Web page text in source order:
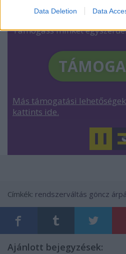
Data Deletion Data
működhessen és még jobb
Támogass minket
Más támogatási
kattints ide.
Címkék: rendszerváltás göncz
Ajánlott bejegyzések: